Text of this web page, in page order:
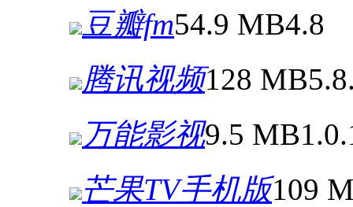
豆瓣fm54.9 MB4.8
腾讯视频128 MB
万能影视9.5 MB
芒果TV手机版109